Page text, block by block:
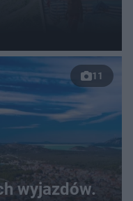
11
wyjazdów.